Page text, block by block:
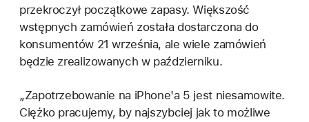
przekroczył początkowe zapasy. Większość
wstępnych zamówień została dostarczona do
konsumentów 21 września, ale wiele zamówień
będzie zrealizowanych w październiku.
„Zapotrzebowanie na iPhone'a 5 jest niesamowite.
Ciężko pracujemy, by najszybciej jak to możliwe